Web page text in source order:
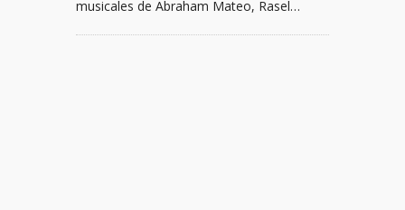
musicales de Abraham Mateo, Rasel…